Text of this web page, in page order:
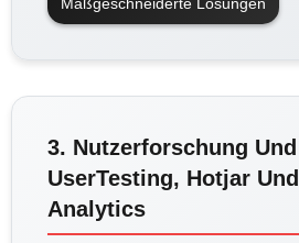
Maßgeschneiderte Lösungen
3. Nutzerforschung
UserTesting, Hotjar
Analytics